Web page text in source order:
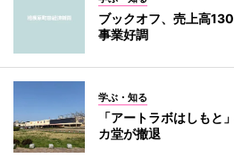
ブックオフ、売上高
事業好調
学ぶ・知る
「アートラボはしも
カ堂が撤退